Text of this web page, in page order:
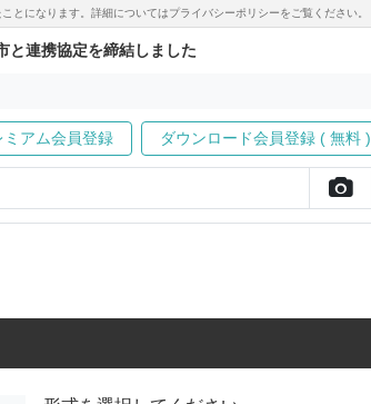
とになります。詳細についてはプライバシーポリシーをご覧ください。
と連携協定を締結しました
ミアム会員登録 ダウンロード会員登録 ( 無料 )